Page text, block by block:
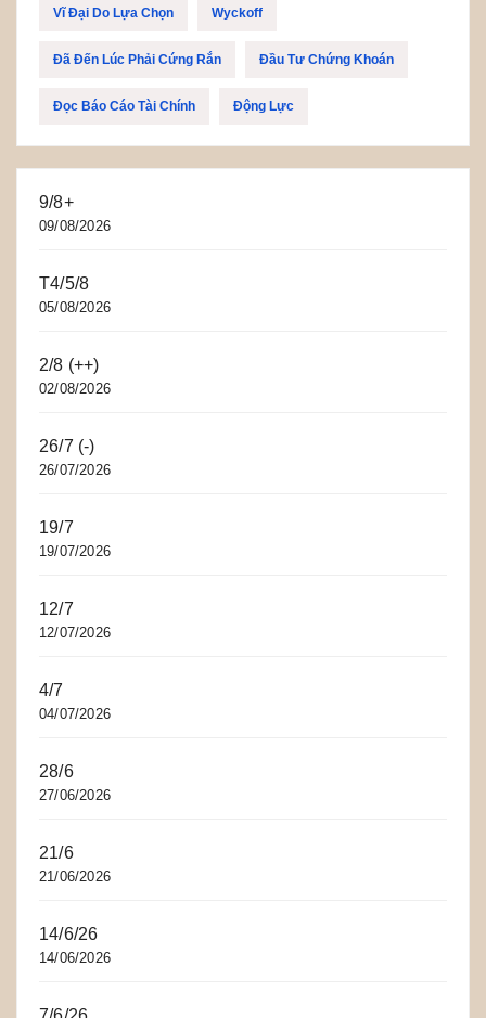
Vĩ Đại Do Lựa Chọn Wyckoff
Đã Đến Lúc Phải Cứng Rắn Đầu Tư Chứng Khoán
Đọc Báo Cáo Tài Chính Động Lực
9/8+
09/08/2026
T4/5/8
05/08/2026
2/8 (++)
02/08/2026
26/7 (-)
26/07/2026
19/7
19/07/2026
12/7
12/07/2026
4/7
04/07/2026
28/6
27/06/2026
21/6
21/06/2026
14/6/26
14/06/2026